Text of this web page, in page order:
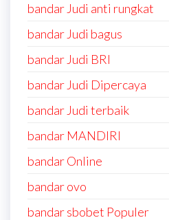
bandar Judi anti rungkat
bandar Judi bagus
bandar Judi BRI
bandar Judi Dipercaya
bandar Judi terbaik
bandar MANDIRI
bandar Online
bandar ovo
bandar sbobet Populer